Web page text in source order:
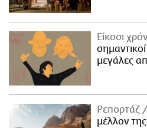
Είκοσι
μεγάλες
Ρεπορτάζ
μέλλον